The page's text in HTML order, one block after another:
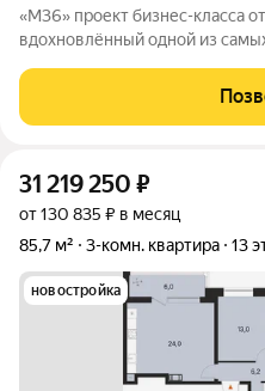
«М36» проект бизнес-класса от группы компаний «КВС»,
вдохновлённый одной из
Возничего. В астрономии
точность и уверенность в
31 219 250 ₽
от 130 835 ₽ в месяц
85,7 м²
3-комн. квартира 13
новостройка